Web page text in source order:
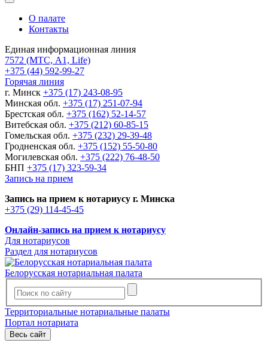
О палате
Контакты
Единая информационная линия
7572 (МТС, A1, Life)
+375 (44) 592-99-27
Горячая линия
г. Минск +375 (17) 243-08-95
Минская обл. +375 (17) 251-07-94
Брестская обл. +375 (162) 52-14-57
Витебская обл. +375 (212) 60-85-15
Гомельская обл. +375 (232) 29-39-48
Гродненская обл. +375 (152) 55-50-80
Могилевская обл. +375 (222) 76-48-50
БНП +375 (17) 323-59-34
Запись на прием
Запись на прием к нотариусу г. Минска
+375 (29) 114-45-45
Онлайн-запись на прием к нотариусу
Для нотариусов
Раздел для нотариусов
Белорусская нотариальная палата
Территориальные нотариальные палаты
Портал нотариата
Весь сайт